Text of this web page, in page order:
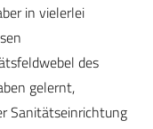
in vielerlei
des
gelernt,
Sanitätseinrichtung